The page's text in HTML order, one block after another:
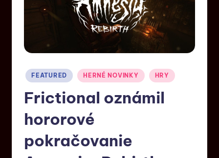
FEATURED HERNÉ NOVINKY HRY
Frictional oznámil
hororové
pokračovanie